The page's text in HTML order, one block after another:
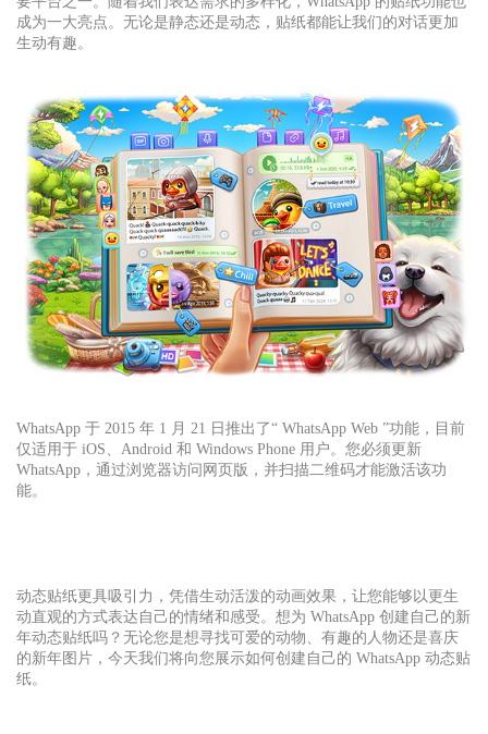
成为一大亮点。无论是静态还是动态，贴纸都能让我们的对话更加
生动有趣。
WhatsApp 于 2015 年 1 月 21 日推出了“ WhatsApp Web ”功能，目前
仅适用于 iOS、Android 和 Windows Phone 用户。您必须更新
WhatsApp，通过浏览器访问网页版，并扫描二维码才能激活该功
能。
动态贴纸更具吸引力，凭借生动活泼的动画效果，让您能够以更生
动直观的方式表达自己的情绪和感受。想为 WhatsApp 创建自己的新
年动态贴纸吗？无论您是想寻找可爱的动物、有趣的人物还是喜庆
的新年图片，今天我们将向您展示如何创建自己的 WhatsApp 动态贴
纸。